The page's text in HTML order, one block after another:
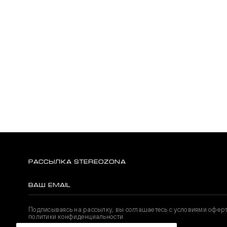
РАССЫЛКА STEREOZONA
Подписываясь на рассылку, вы соглашаетесь с условиями
политики конфиденциальности